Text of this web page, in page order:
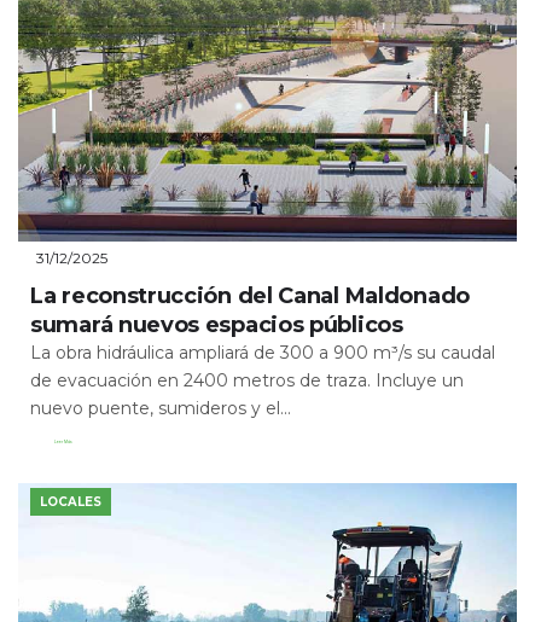
31/12/2025
La reconstrucción del Canal Maldonado
sumará nuevos espacios públicos
La obra hidráulica ampliará de 300 a 900 m³/s su caudal
de evacuación en 2400 metros de traza. Incluye un
nuevo puente, sumideros y el...
Leer Más
LOCALES